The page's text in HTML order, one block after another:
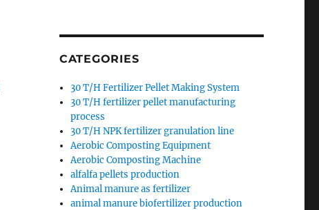
CATEGORIES
30 T/H Fertilizer Pellet Making System
30 T/H fertilizer pellet manufacturing
process
30 T/H NPK fertilizer granulation line
Aerobic Composting Equipment
Aerobic Composting Machine
alfalfa pellets production
Animal manure as fertilizer
animal manure biofertilizer production